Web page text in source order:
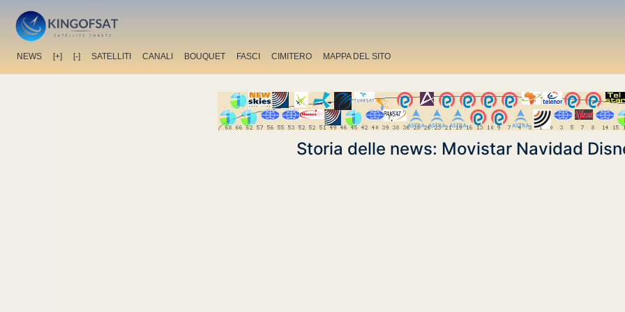
NEWS [+] [-] SATELLITI CANALI BOUQUET FASCI CIMITERO MAPPA DEL SITO
Storia delle news: Movistar Navidad